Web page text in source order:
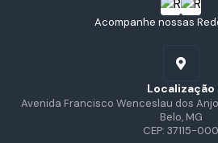
Acompanhe nossas
Localização
Avenida Francisco Wenceslau dos
Belo, MG
CEP: 37115-000